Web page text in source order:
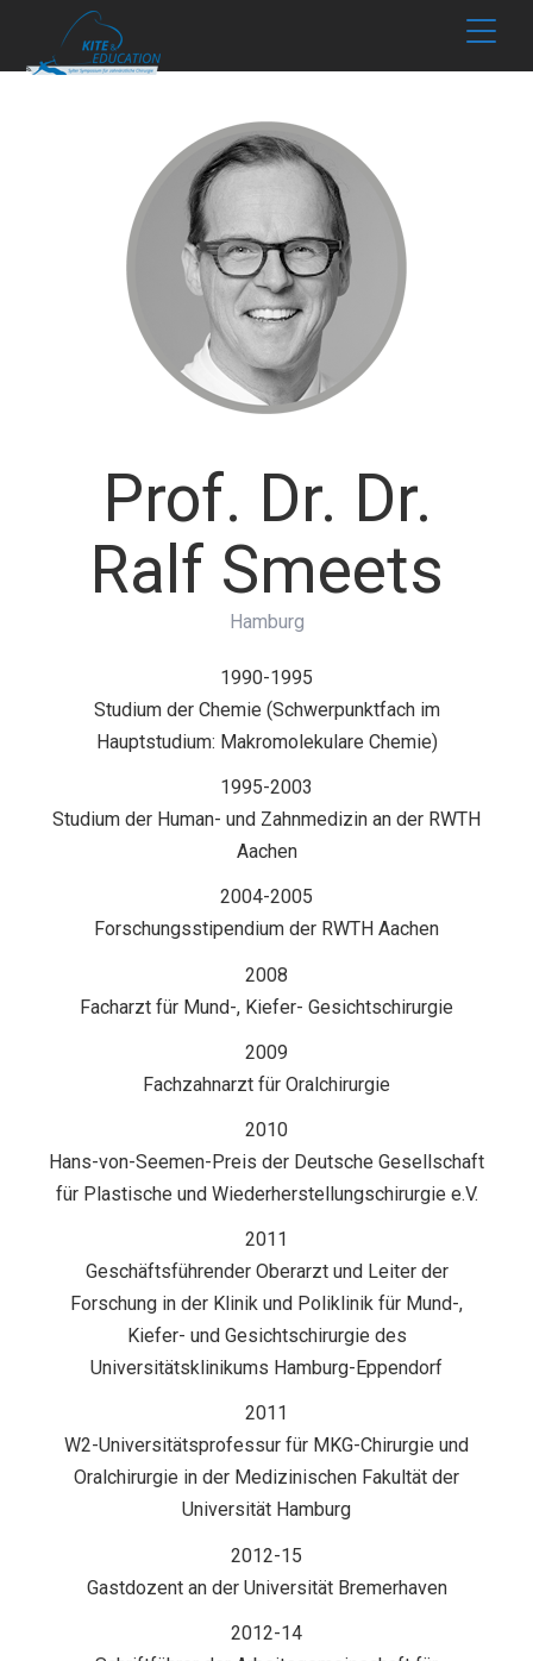
Prof. Dr. Dr.
Ralf Smeets
Hamburg
1990-1995
Studium der Chemie (Schwerpunktfach im
Hauptstudium: Makromolekulare Chemie)
1995-2003
Studium der Human- und Zahnmedizin an der RWTH
Aachen
2004-2005
Forschungsstipendium der RWTH Aachen
2008
Facharzt für Mund-, Kiefer- Gesichtschirurgie
2009
Fachzahnarzt für Oralchirurgie
2010
Hans-von-Seemen-Preis der Deutsche Gesellschaft
für Plastische und Wiederherstellungschirurgie e.V.
2011
Geschäftsführender Oberarzt und Leiter der
Forschung in der Klinik und Poliklinik für Mund-,
Kiefer- und Gesichtschirurgie des
Universitätsklinikums Hamburg-Eppendorf
2011
W2-Universitätsprofessur für MKG-Chirurgie und
Oralchirurgie in der Medizinischen Fakultät der
Universität Hamburg
2012-15
Gastdozent an der Universität Bremerhaven
2012-14